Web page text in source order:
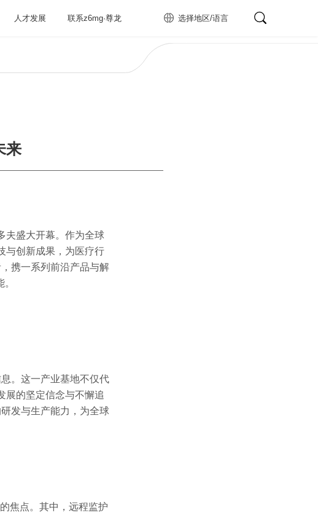
人才发展 联系z6mg·尊龙 选择地区/语言
来
夫盛大开幕。作为全球
与创新成果，为医疗行
携一系列前沿产品与解
。这一产业基地不仅代
展的坚定信念与不懈追
发与生产能力，为全球
焦点。其中，远程监护